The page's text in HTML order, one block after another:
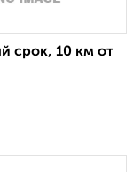
срок, 10 км от